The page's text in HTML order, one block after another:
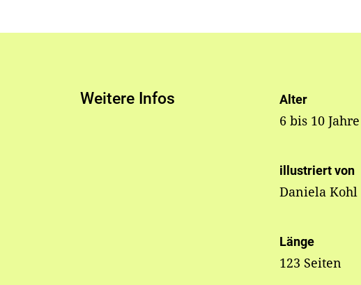
Weitere Infos Alter
6 bis 10 Jahre
illustriert von
Daniela Kohl
Länge
123 Seiten